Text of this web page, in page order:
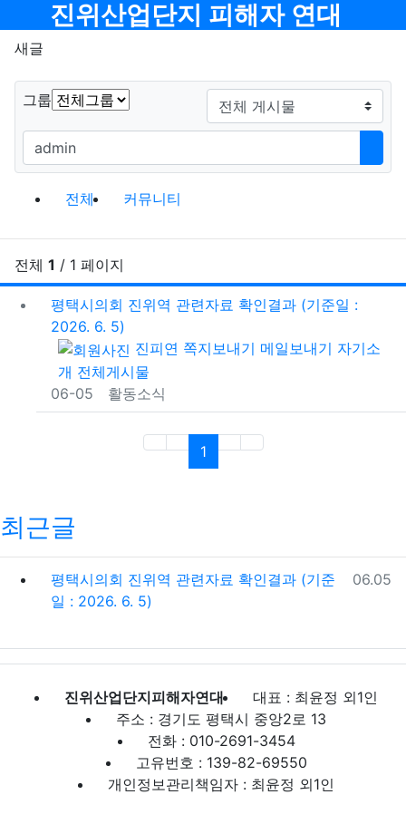
메뉴진위산업단지 피해자 연대
새글
게시판그룹
그룹 검색대상
검색어필수
검
전체게시물 그룹 목록
전체 커뮤니티
전체 1 / 1 페이지
평택시의회 진위역 관련자료 확인결과 (기준일 :
2026. 6. 5)
등록자
진피연 쪽지보내기 메일보내기 자기소
개 전체게시물
등록일
06-05 활동소식
1(current)
최근글
등록일
06.05
평택시의회 진위역 관련자료 확인결과 (기준
일 : 2026. 6. 5)
진위산업단지피해자연대
대표 : 최윤정 외1인
주소 : 경기도 평택시 중앙2로 13
전화 : 010-2691-3454
고유번호 : 139-82-69550
개인정보관리책임자 : 최윤정 외1인